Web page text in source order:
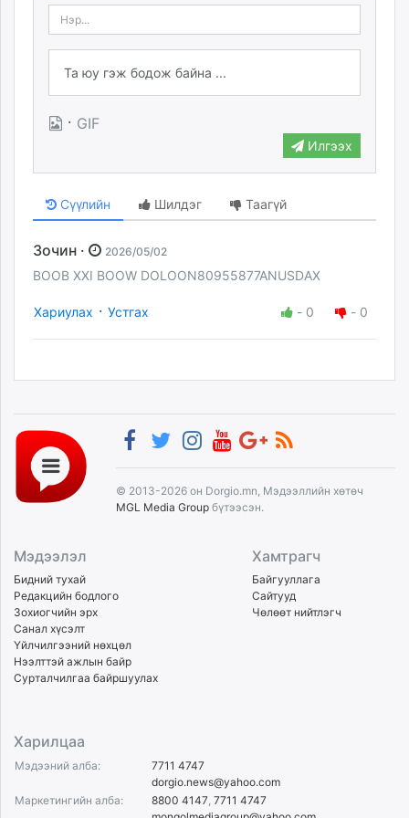
· GIF
Илгээх
Сүүлийн Шилдэг Таагүй
Зочин · 2026/05/02
BOOB XXI BOOW DOLOON80955877ANUSDAX
Хариулах · Устгах - 0 - 0
© 2013-2026 он Dorgio.mn, Мэдээллийн хөтөч
MGL Media Group бүтээсэн.
Мэдээлэл
Бидний тухай
Редакцийн бодлого
Зохиогчийн эрх
Санал хүсэлт
Үйлчилгээний нөхцөл
Нээлттэй ажлын байр
Сурталчилгаа байршуулах
Хамтрагч
Байгууллага
Сайтууд
Чөлөөт нийтлэгч
Харилцаа
Мэдээний алба:
7711 4747
dorgio.news@yahoo.com
Маркетингийн алба:
8800 4147 7711 4747